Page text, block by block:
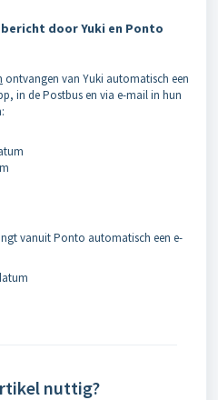
door Yuki en Ponto
ontvangen van Yuki automatisch een
in de Postbus en via e-mail in hun
vanuit Ponto automatisch een e-
nuttig?